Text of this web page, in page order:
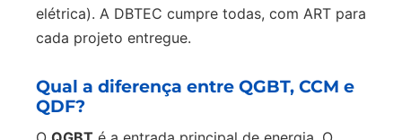
elétrica). A DBTEC cumpre todas, com ART para
cada projeto entregue.
Qual a diferença entre QGBT, CCM e
QDF?